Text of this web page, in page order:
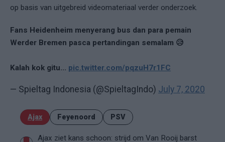
op basis van uitgebreid videomateriaal verder onderzoek.
Fans Heidenheim menyerang bus dan para pemain
Werder Bremen pasca pertandingan semalam 😥
Kalah kok gitu... pic.twitter.com/pqzuH7r1FC
— Spieltag Indonesia (@SpieltagIndo) July 7, 2020
Ajax Feyenoord PSV
Ajax ziet kans schoon: strijd om Van Rooij barst